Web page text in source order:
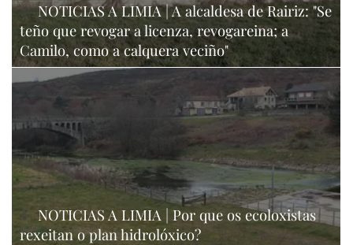
NOTICIAS A LIMIA | A alcaldesa de Rairiz: "Se
teño que revogar a licenza, revogareina; a
Camilo, como a calquera veciño"
NOTICIAS A LIMIA | Por que os ecoloxistas
rexeitan o plan hidrolóxico?